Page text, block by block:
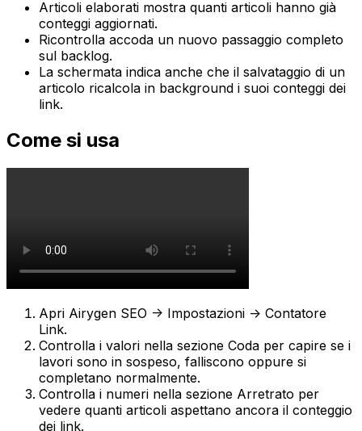
Articoli elaborati mostra quanti articoli hanno già
conteggi aggiornati.
Ricontrolla accoda un nuovo passaggio completo
sul backlog.
La schermata indica anche che il salvataggio di un
articolo ricalcola in background i suoi conteggi dei
link.
Come si usa
Apri Airygen SEO -> Impostazioni -> Contatore
Link.
Controlla i valori nella sezione Coda per capire se i
lavori sono in sospeso, falliscono oppure si
completano normalmente.
Controlla i numeri nella sezione Arretrato per
vedere quanti articoli aspettano ancora il conteggio
dei link.